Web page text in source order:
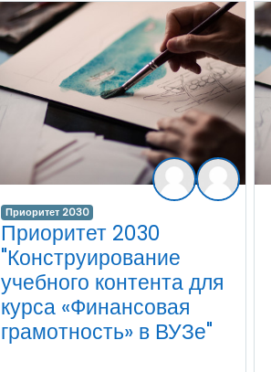
Приоритет 2030
Приоритет 2030
"Конструирование
учебного контента для
курса «Финансовая
грамотность» в ВУЗе"